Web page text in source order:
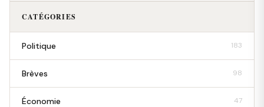
CATÉGORIES
Politique 183
Brèves 98
Économie 47